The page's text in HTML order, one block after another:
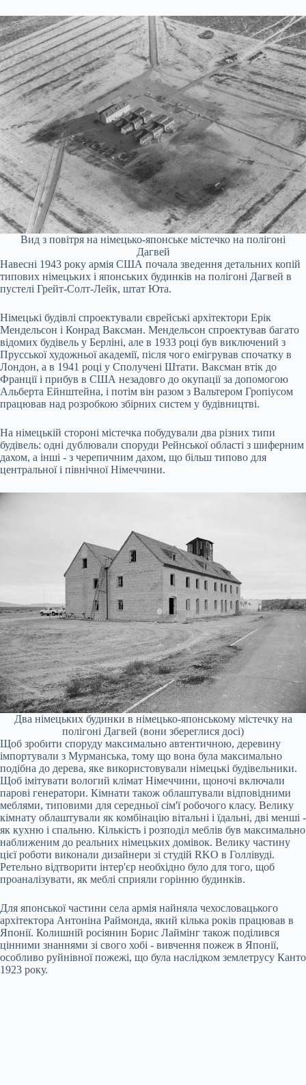
Вид з повітря на німецько-японське містечко на полігоні
Дагвей
Навесні 1943 року армія США почала зведення детальних копій
типових німецьких і японських будинків на полігоні Дагвей в
пустелі Грейт-Солт-Лейк, штат Юта.
Німецькі будівлі спроектували єврейські архітектори Ерік
Мендельсон і Конрад Ваксман. Мендельсон спроектував багато
відомих будівель у Берліні, але в 1933 році був виключений з
Прусської художньої академії, після чого емігрував спочатку в
Лондон, а в 1941 році у Сполучені Штати. Ваксман втік до
Франції і прибув в США незадовго до окупації за допомогою
Альберта Ейнштейна, і потім він разом з Вальтером Гропіусом
працював над розробкою збірних систем у будівництві.
На німецькій стороні містечка побудували два різних типи
будівель: одні дублювали споруди Рейнської області з шиферним
дахом, а інші - з черепичним дахом, що більш типово для
центральної і північної Німеччини.
Два німецьких будинки в німецько-японському містечку на
полігоні Дагвей (вони збереглися досі)
Щоб зробити споруду максимально автентичною, деревину
імпортували з Мурманська, тому що вона була максимально
подібна до дерева, яке використовували німецькі будівельники.
Щоб імітувати вологий клімат Німеччини, щоночі включали
парові генератори. Кімнати також облаштували відповідними
меблями, типовими для середньої сім'ї робочого класу. Велику
кімнату облаштували ​​як комбінацію вітальні і їдальні, дві менші -
як кухню і спальню. Кількість і розподіл меблів був максимально
наближеним до реальних німецьких домівок. Велику частину
цієї роботи виконали дизайнери зі студій RKO в Голлівуді.
Ретельно відтворити інтер'єр необхідно було для того, щоб
проаналізувати, як меблі сприяли горінню будинків.
Для японської частини села армія найняла чехословацького
архітектора Антоніна Раймонда, який кілька років працював в
Японії. Колишній росіянин Борис Лаймінг також поділився
цінними знаннями зі свого хобі - вивчення пожеж в Японії,
особливо руйнівної пожежі, що була наслідком землетрусу Канто
1923 року.